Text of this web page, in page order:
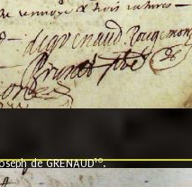
de GRENAUD10.